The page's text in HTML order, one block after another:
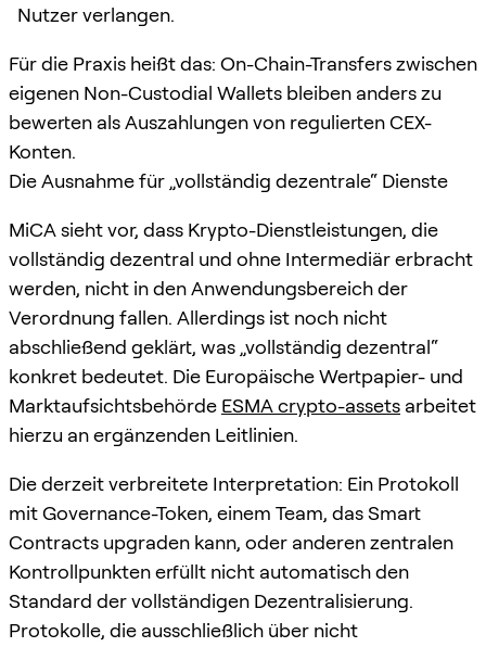
Nutzer verlangen.
Für die Praxis heißt das: On-Chain-Transfers zwischen
eigenen Non-Custodial Wallets bleiben anders zu
bewerten als Auszahlungen von regulierten CEX-
Konten.
Die Ausnahme für „vollständig dezentrale“ Dienste
MiCA sieht vor, dass Krypto-Dienstleistungen, die
vollständig dezentral und ohne Intermediär erbracht
werden, nicht in den Anwendungsbereich der
Verordnung fallen. Allerdings ist noch nicht
abschließend geklärt, was „vollständig dezentral“
konkret bedeutet. Die Europäische Wertpapier- und
Marktaufsichtsbehörde ESMA crypto-assets arbeitet
hierzu an ergänzenden Leitlinien.
Die derzeit verbreitete Interpretation: Ein Protokoll
mit Governance-Token, einem Team, das Smart
Contracts upgraden kann, oder anderen zentralen
Kontrollpunkten erfüllt nicht automatisch den
Standard der vollständigen Dezentralisierung.
Protokolle, die ausschließlich über nicht